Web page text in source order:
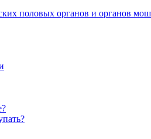
половых органов и органов